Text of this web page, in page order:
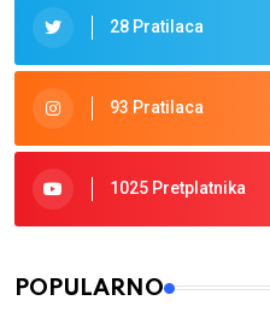
28 Pratilaca
93 Pratilaca
1025 Pretplatnika
POPULARNO